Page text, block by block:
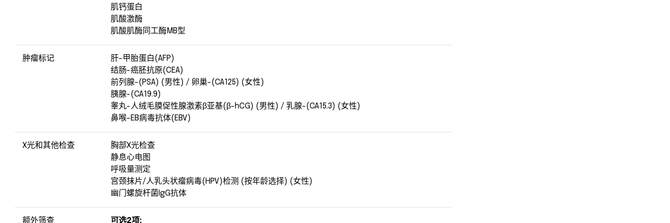
肌钙蛋白
肌酸激酶
肌酸肌酶同工酶MB型
肿瘤标记
肝-甲胎蛋白(AFP)
结肠-癌胚抗原(CEA)
前列腺-(PSA) (男性) / 卵巢-(CA125) (女性)
胰腺-(CA19.9)
睾丸-人绒毛膜促性腺激素β亚基(β-hCG) (男性) / 乳腺-(CA15.3) (女性)
鼻喉-EB病毒抗体(EBV)
X光和其他检查
胸部X光检查
静息心电图
呼吸量测定
宫颈抹片/人乳头状瘤病毒(HPV)检测 (按年龄选择) (女性)
幽门螺旋杆菌IgG抗体
额外筛查 可选2项: